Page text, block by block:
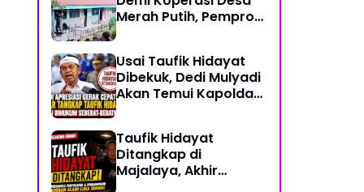
Merah Putih, Pemprov
dengan Proyek
Usai Taufik Hidayat
Dibekuk, Dedi Mulyadi
Akan Temui Kapolda
Juta
Taufik Hidayat
Ditangkap di
Majalaya, Akhir